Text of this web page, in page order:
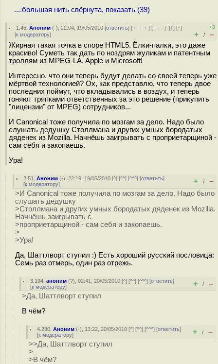
....большая нить свёрнута, показать (39)
1.45 ,Аноним (-), 22:04, 19/05/2010 [ответить] [ ﹢﹢﹢] [ · · ·][↓] [↑]
[к модератору]
+3
+ / –
Жирная такая точка в споре HTML5. Ёлки-палки, это даже
красиво! Суметь так дать по ноздрям жуликам и патентным
троллям из MPEG-LA, Apple и Microsoft!
Интересно, что они теперь будут делать со своей теперь уже
мёртвой технологией? Ох, как представлю, что теперь двое
последних поймут, что вкладывались в воздух, и теперь
гоняют тряпками ответственных за это решение (прикупить
"лицензии" от MPEG) сотрудников...
И Canonical тоже получила по мозгам за дело. Надо было
слушать дедушку Столлмана и других умных бородатых
дяденек из Mozilla. Начнёшь заигрывать с проприетарщиной -
сам себя и закопаешь.
Ура!
2.51 ,Аноним (-), 22:19, 19/05/2010 [^] [^^] [^^^] [ответить]
[к модератору] + / –
>И Canonical тоже получила по мозгам за дело. Надо было
слушать дедушку
>Столлмана и других умных бородатых дяденек из Mozilla.
Начнёшь заигрывать с
>проприетарщиной - сам себя и закопаешь.
>
>Ура!
Да, Шаттлворт ступил :) Есть хороший русский пословица:
Семь раз отмерь, один раз отрежь.
3.194 ,аноним (?), 02:41, 20/05/2010 [^] [^^] [^^^] [ответить]
[к модератору] + / –
>Да, Шаттлворт ступил
В чём?
4.230 ,Аноним (-), 13:22, 20/05/2010 [^] [^^] [^^^] [ответить]
[к модератору] + / –
>>Да, Шаттлворт ступил
>
>В чём?